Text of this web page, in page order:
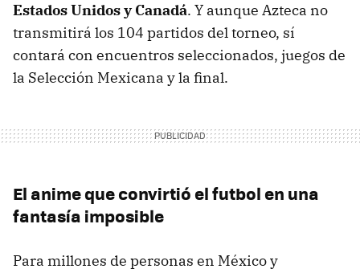
Estados Unidos y Canadá. Y aunque Azteca no
transmitirá los 104 partidos del torneo, sí
contará con encuentros seleccionados, juegos de
la Selección Mexicana y la final.
El anime que convirtió el futbol en una
fantasía imposible
Para millones de personas en México y